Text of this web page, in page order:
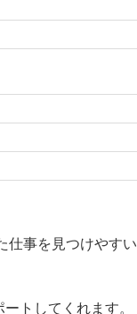
仕事を見つけやすい
トしてくれます。